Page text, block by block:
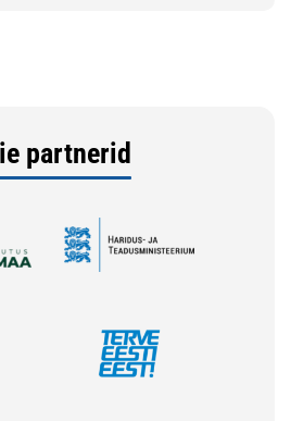
partnerid